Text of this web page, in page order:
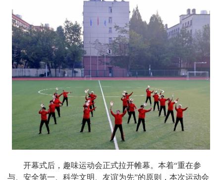
开幕式后，趣味运动会正式拉开帷幕。本着“重在参
与、安全第一、科学文明、友谊为先”的原则，本次运动会